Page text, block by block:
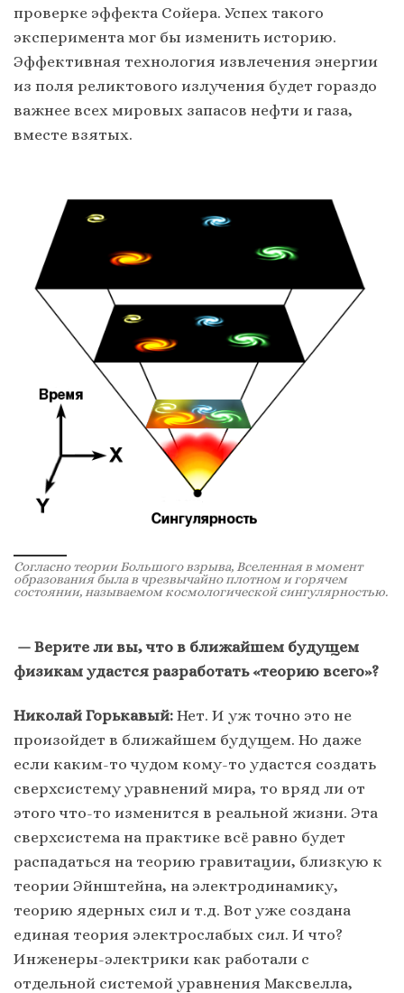
проверке эффекта Сойера. Успех такого
эксперимента мог бы изменить историю.
Эффективная технология извлечения энергии
из поля реликтового излучения будет гораздо
важнее всех мировых запасов нефти и газа,
вместе взятых.
Согласно теории Большого взрыва, Вселенная в момент
образования была в чрезвычайно плотном и горячем
состоянии, называемом космологической сингулярностью.
— Верите ли вы, что в ближайшем будущем
физикам удастся разработать «теорию всего»?
Николай Горькавый: Нет. И уж точно это не
произойдет в ближайшем будущем. Но даже
если каким-то чудом кому-то удастся создать
сверхсистему уравнений мира, то вряд ли от
этого что-то изменится в реальной жизни. Эта
сверхсистема на практике всё равно будет
распадаться на теорию гравитации, близкую к
теории Эйнштейна, на электродинамику,
теорию ядерных сил и т.д. Вот уже создана
единая теория электрослабых сил. И что?
Инженеры-электрики как работали с
отдельной системой уравнения Максвелла,